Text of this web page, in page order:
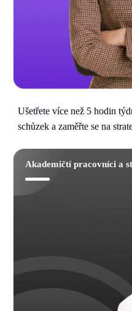
Ušetřete více než 5 hodin
schůzek a zaměřte se na
Akademičtí pracovníci a